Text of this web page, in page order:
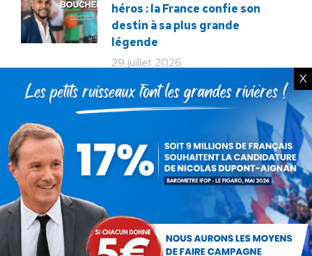
héros : la France confie son
destin à sa plus grande
légende
29 juillet 2026
La liberté ou la Mort
20 juillet 2026
Bac de français : quand la
liberté pédagogique devient
18 juillet 2026
X